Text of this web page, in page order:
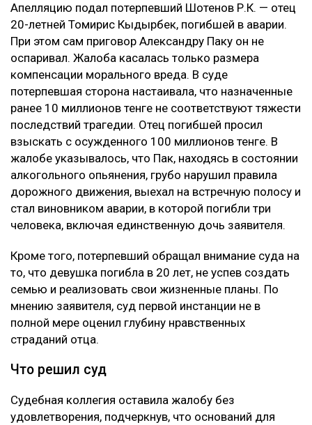
Апелляцию подал потерпевший Шотенов Р.К. — отец
20-летней Томирис Кыдырбек, погибшей в аварии.
При этом сам приговор Александру Паку он не
оспаривал. Жалоба касалась только размера
компенсации морального вреда. В суде
потерпевшая сторона настаивала, что назначенные
ранее 10 миллионов тенге не соответствуют тяжести
последствий трагедии. Отец погибшей просил
взыскать с осужденного 100 миллионов тенге. В
жалобе указывалось, что Пак, находясь в состоянии
алкогольного опьянения, грубо нарушил правила
дорожного движения, выехал на встречную полосу и
стал виновником аварии, в которой погибли три
человека, включая единственную дочь заявителя.
Кроме того, потерпевший обращал внимание суда на
то, что девушка погибла в 20 лет, не успев создать
семью и реализовать свои жизненные планы. По
мнению заявителя, суд первой инстанции не в
полной мере оценил глубину нравственных
страданий отца.
Что решил суд
Судебная коллегия оставила жалобу без
удовлетворения, подчеркнув, что оснований для